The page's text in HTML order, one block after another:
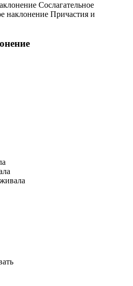
Сослагательное
наклонение Причастия и